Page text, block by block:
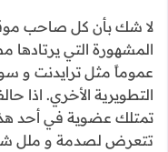
لا شك بأن كل صاحب
المشهورة التي
عموماً مثل ترايدنت و
التطويرية الأخري.
تمتلك عضوية في أحد
تتعرض لصدمة و ملل